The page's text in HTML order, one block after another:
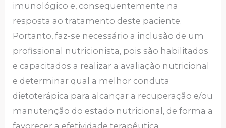
imunológico e, consequentemente na
resposta ao tratamento deste paciente.
Portanto, faz-se necessário a inclusão de um
profissional nutricionista, pois são habilitados
e capacitados a realizar a avaliação nutricional
e determinar qual a melhor conduta
dietoterápica para alcançar a recuperação e/ou
manutenção do estado nutricional, de forma a